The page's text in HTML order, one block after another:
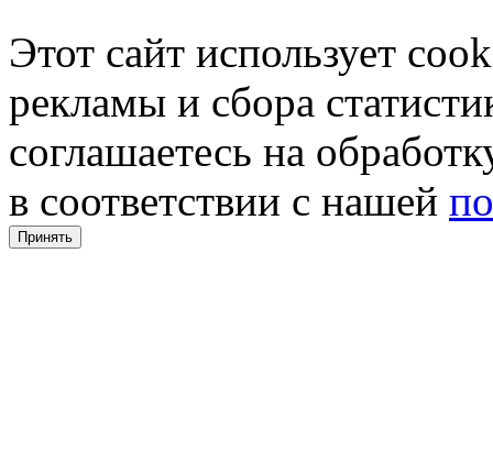
Этот сайт использует
рекламы и сбора
соглашаетесь на
в соответствии с нашей
Принять